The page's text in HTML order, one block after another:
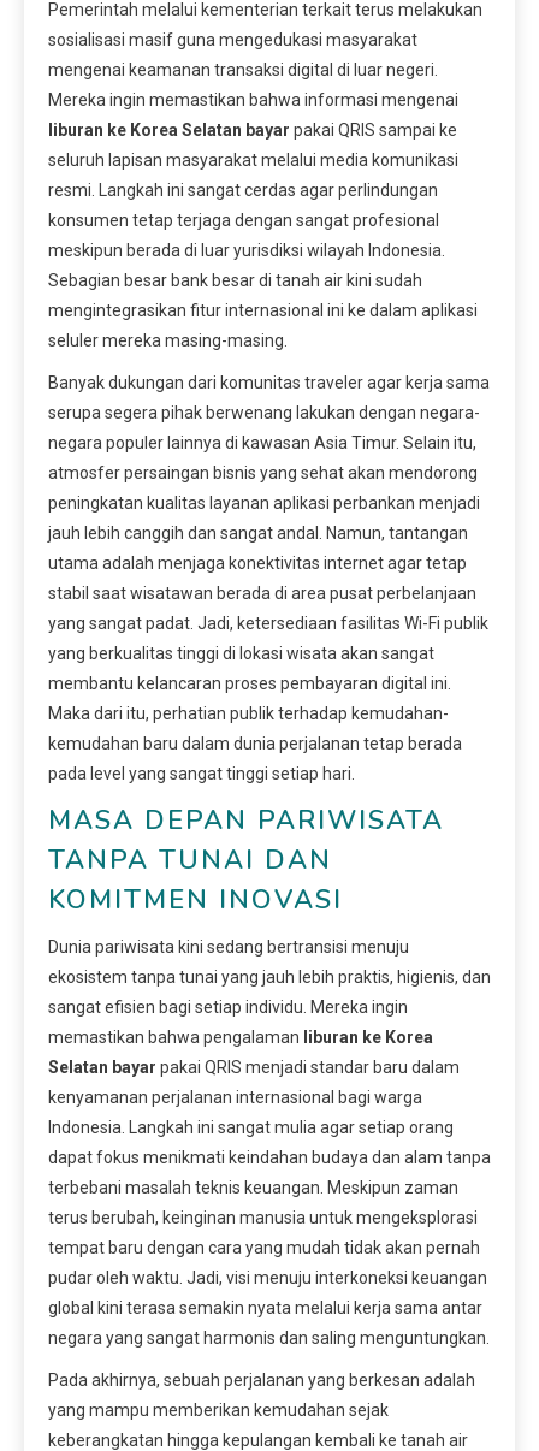
Pemerintah melalui kementerian terkait terus melakukan
sosialisasi masif guna mengedukasi masyarakat
mengenai keamanan transaksi digital di luar negeri.
Mereka ingin memastikan bahwa informasi mengenai
liburan ke Korea Selatan bayar pakai QRIS sampai ke
seluruh lapisan masyarakat melalui media komunikasi
resmi. Langkah ini sangat cerdas agar perlindungan
konsumen tetap terjaga dengan sangat profesional
meskipun berada di luar yurisdiksi wilayah Indonesia.
Sebagian besar bank besar di tanah air kini sudah
mengintegrasikan fitur internasional ini ke dalam aplikasi
seluler mereka masing-masing.
Banyak dukungan dari komunitas traveler agar kerja sama
serupa segera pihak berwenang lakukan dengan negara-
negara populer lainnya di kawasan Asia Timur. Selain itu,
atmosfer persaingan bisnis yang sehat akan mendorong
peningkatan kualitas layanan aplikasi perbankan menjadi
jauh lebih canggih dan sangat andal. Namun, tantangan
utama adalah menjaga konektivitas internet agar tetap
stabil saat wisatawan berada di area pusat perbelanjaan
yang sangat padat. Jadi, ketersediaan fasilitas Wi-Fi publik
yang berkualitas tinggi di lokasi wisata akan sangat
membantu kelancaran proses pembayaran digital ini.
Maka dari itu, perhatian publik terhadap kemudahan-
kemudahan baru dalam dunia perjalanan tetap berada
pada level yang sangat tinggi setiap hari.
MASA DEPAN PARIWISATA
TANPA TUNAI DAN
KOMITMEN INOVASI
Dunia pariwisata kini sedang bertransisi menuju
ekosistem tanpa tunai yang jauh lebih praktis, higienis, dan
sangat efisien bagi setiap individu. Mereka ingin
memastikan bahwa pengalaman liburan ke Korea
Selatan bayar pakai QRIS menjadi standar baru dalam
kenyamanan perjalanan internasional bagi warga
Indonesia. Langkah ini sangat mulia agar setiap orang
dapat fokus menikmati keindahan budaya dan alam tanpa
terbebani masalah teknis keuangan. Meskipun zaman
terus berubah, keinginan manusia untuk mengeksplorasi
tempat baru dengan cara yang mudah tidak akan pernah
pudar oleh waktu. Jadi, visi menuju interkoneksi keuangan
global kini terasa semakin nyata melalui kerja sama antar
negara yang sangat harmonis dan saling menguntungkan.
Pada akhirnya, sebuah perjalanan yang berkesan adalah
yang mampu memberikan kemudahan sejak
keberangkatan hingga kepulangan kembali ke tanah air